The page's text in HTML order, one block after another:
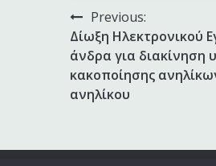
Πλοήγηση
άρθρων
Previous:
Δίωξη Ηλεκτρονικού
άνδρα για διακίνηση
κακοποίησης
ανηλίκου